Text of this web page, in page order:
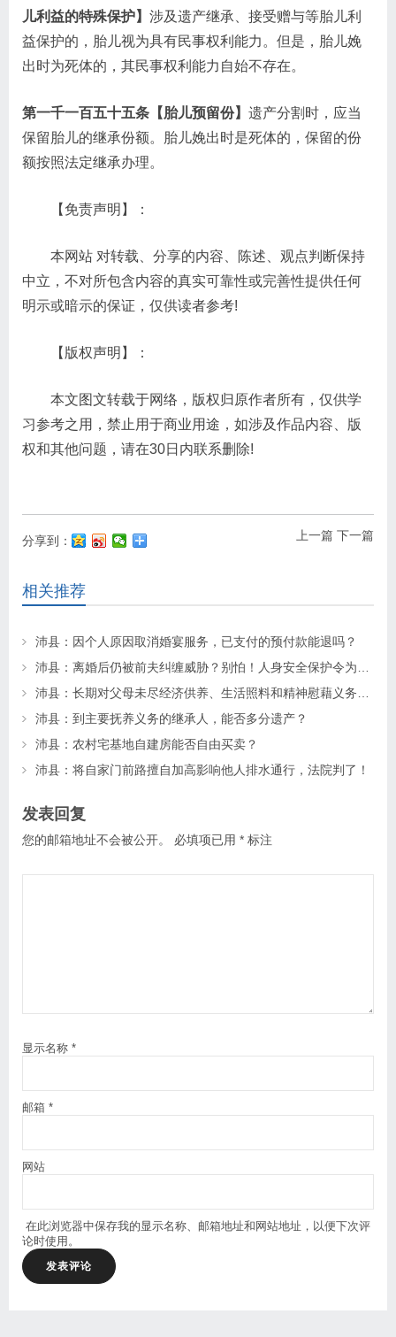
儿利益的特殊保护】 涉及遗产继承、接受赠与等胎儿利
益保护的，胎儿视为具有民事权利能力。但是，胎儿娩
出时为死体的，其民事权利能力自始不存在。
第一千一百五十五条【胎儿预留份】 遗产分割时，应当
保留胎儿的继承份额。胎儿娩出时是死体的，保留的份
额按照法定继承办理。
【免责声明】：
本网站 对转载、分享的内容、陈述、观点判断保持
中立，不对所包含内容的真实可靠性或完善性提供任何
明示或暗示的保证，仅供读者参考!
【版权声明】：
本文图文转载于网络，版权归原作者所有，仅供学
习参考之用，禁止用于商业用途，如涉及作品内容、版
权和其他问题，请在30日内联系删除!
上一篇 下一篇
分享到：
相关推荐
沛县：因个人原因取消婚宴服务，已支付的预付款能退吗？
沛县：到主要抚养义务的继承人，能否多分遗产？
沛县：农村宅基地自建房能否自由买卖？
沛县：将自家门前路擅自加高影响他人排水通行，法院判了！
发表回复
您的邮箱地址不会被公开。 必填项已用 * 标注
显示名称 *
邮箱 *
网站
在此浏览器中保存我的显示名称、邮箱地址和网站地址，以便下次评
论时使用。